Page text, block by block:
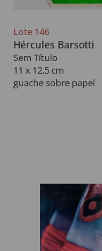
Lote 146
Hércules Barsotti
Sem Título
11 x 12,5 cm
guache sobre papel